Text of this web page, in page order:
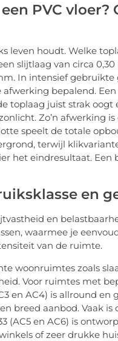
PVC vloer?
leven houdt. Welke
slijtlaag van circa
In intensief
bepalend.
toplaag juist strak oogt
Zo’n afwerking
speelt de totale
terwijl
het eindresultaat.
en
en
waarmee je
van de ruimte.
woonruimtes zoals
Voor ruimtes met
en AC4) is allround
breed aanbod. Vaak
(AC5 en AC6) is
of zeer drukke